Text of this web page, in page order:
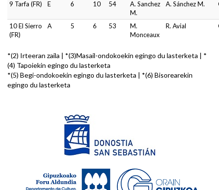
9 Tarfa (FR) E 6 10 54
A. Sanchez
M.
A. Sánchez M.
10 El Sierro
(FR)
A 5 6 53
M.
Monceaux
R. Avial
*(2) Irteeran zaila | *(3)Masail-ondokoekin egingo du lasterketa | *
(4) Tapoiekin egingo du lasterketa
*(5) Begi-ondokoekin egingo du lasterketa | *(6) Bisorearekin
egingo du lasterketa